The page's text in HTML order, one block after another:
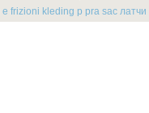
e frizioni kleding p pra sac латчи